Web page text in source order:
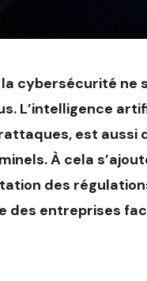
la cybersécurité
L’intelligence
est aussi
À cela
des
des entreprises